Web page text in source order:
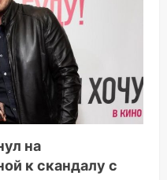
на
к скандалу с